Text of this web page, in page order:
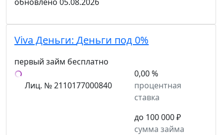
Viva Деньги: Деньги под 0%
первый займ бесплатно
Лиц. № 2110177000840
0,00 %
процентная
ставка
до 100 000 ₽
сумма займа